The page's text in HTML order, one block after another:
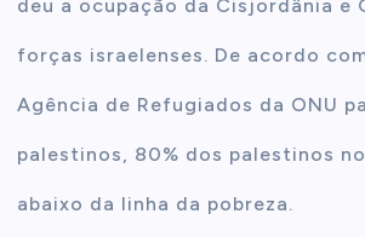
deu a ocupação da Cisjordânia e
forças israelenses. De acordo com
Agência de Refugiados da ONU
palestinos, 80% dos palestinos
abaixo da linha da pobreza.